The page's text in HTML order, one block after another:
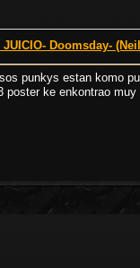
JUICIO- Doomsday-
punkys estan komo
ke enkontrao